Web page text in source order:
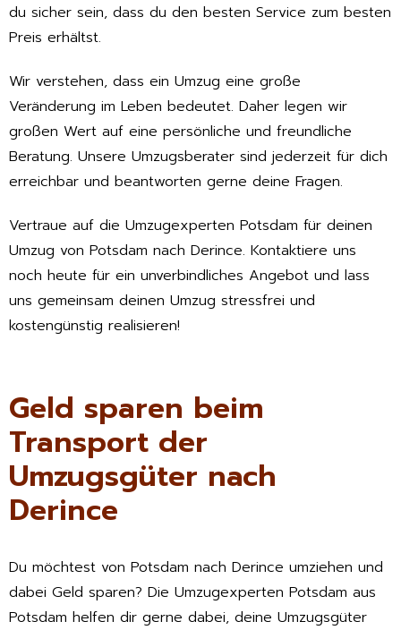
du sicher sein, dass du den besten Service zum besten
Preis erhältst.
Wir verstehen, dass ein Umzug eine große
Veränderung im Leben bedeutet. Daher legen wir
großen Wert auf eine persönliche und freundliche
Beratung. Unsere Umzugsberater sind jederzeit für dich
erreichbar und beantworten gerne deine Fragen.
Vertraue auf die Umzugexperten Potsdam für deinen
Umzug von Potsdam nach Derince. Kontaktiere uns
noch heute für ein unverbindliches Angebot und lass
uns gemeinsam deinen Umzug stressfrei und
kostengünstig realisieren!
Geld sparen beim
Transport der
Umzugsgüter nach
Derince
Du möchtest von Potsdam nach Derince umziehen und
dabei Geld sparen? Die Umzugexperten Potsdam aus
Potsdam helfen dir gerne dabei, deine Umzugsgüter